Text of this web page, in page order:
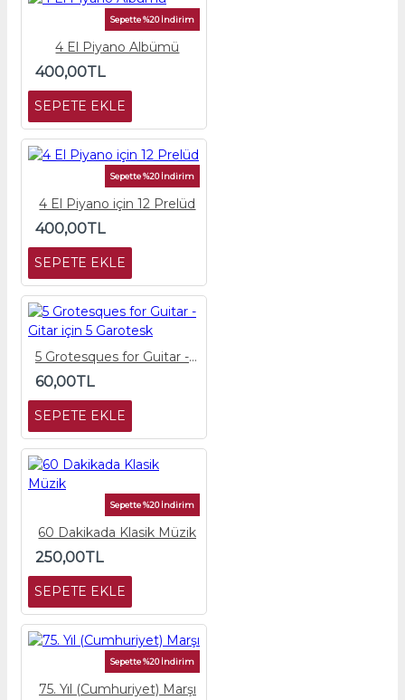
Sepette %20 İndirim
4 El Piyano Albümü
400,00TL
SEPETE EKLE
Sepette %20 İndirim
4 El Piyano için 12 Prelüd
400,00TL
SEPETE EKLE
5 Grotesques for Guitar - Gitar için 5 Garotesk
60,00TL
SEPETE EKLE
Sepette %20 İndirim
60 Dakikada Klasik Müzik
250,00TL
SEPETE EKLE
Sepette %20 İndirim
75. Yıl (Cumhuriyet) Marşı